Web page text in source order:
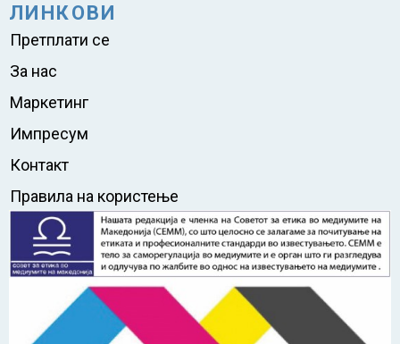
ЛИНКОВИ
Претплати се
За нас
Маркетинг
Импресум
Контакт
Правила на користење